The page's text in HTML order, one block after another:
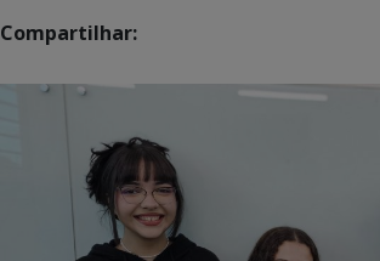
Compartilhar: